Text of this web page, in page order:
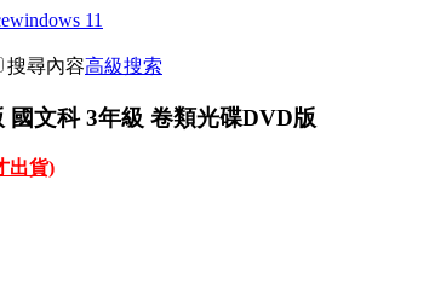
windows 11
搜尋內容高級搜索
國文科 3年級 卷類光碟DVD版
出貨)